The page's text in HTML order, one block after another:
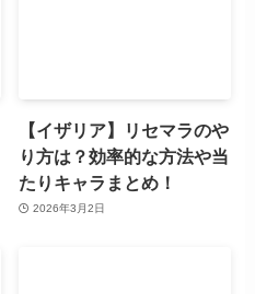
【イザリア】リセマラのや
り方は？効率的な方法や当
たりキャラまとめ！
2026年3月2日